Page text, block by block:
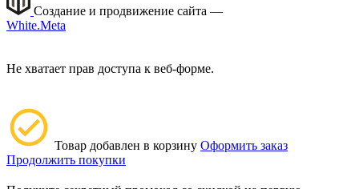
Создание и продвижение сайта —
White.Meta
Не хватает прав доступа к веб-форме.
Товар добавлен в корзину Оформить заказ
Продолжить покупки